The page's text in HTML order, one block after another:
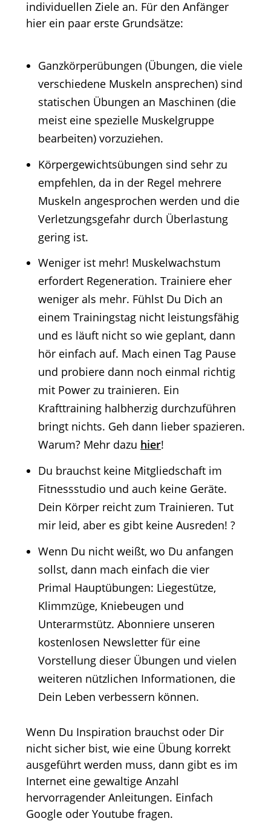
individuellen Ziele an. Für den Anfänger
hier ein paar erste Grundsätze:
Ganzkörperübungen (Übungen, die viele
verschiedene Muskeln ansprechen) sind
statischen Übungen an Maschinen (die
meist eine spezielle Muskelgruppe
bearbeiten) vorzuziehen.
Körpergewichtsübungen sind sehr zu
empfehlen, da in der Regel mehrere
Muskeln angesprochen werden und die
Verletzungsgefahr durch Überlastung
gering ist.
Weniger ist mehr! Muskelwachstum
erfordert Regeneration. Trainiere eher
weniger als mehr. Fühlst Du Dich an
einem Trainingstag nicht leistungsfähig
und es läuft nicht so wie geplant, dann
hör einfach auf. Mach einen Tag Pause
und probiere dann noch einmal richtig
mit Power zu trainieren. Ein
Krafttraining halbherzig durchzuführen
bringt nichts. Geh dann lieber spazieren.
Warum? Mehr dazu hier!
Du brauchst keine Mitgliedschaft im
Fitnessstudio und auch keine Geräte.
Dein Körper reicht zum Trainieren. Tut
mir leid, aber es gibt keine Ausreden! ?
Wenn Du nicht weißt, wo Du anfangen
sollst, dann mach einfach die vier
Primal Hauptübungen: Liegestütze,
Klimmzüge, Kniebeugen und
Unterarmstütz. Abonniere unseren
kostenlosen Newsletter für eine
Vorstellung dieser Übungen und vielen
weiteren nützlichen Informationen, die
Dein Leben verbessern können.
Wenn Du Inspiration brauchst oder Dir
nicht sicher bist, wie eine Übung korrekt
ausgeführt werden muss, dann gibt es im
Internet eine gewaltige Anzahl
hervorragender Anleitungen. Einfach
Google oder Youtube fragen.